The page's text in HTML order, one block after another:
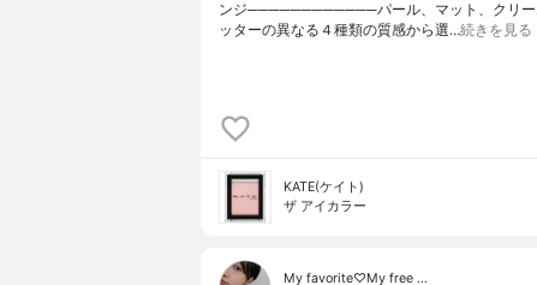
ンジ────────────パール、マット、クリー
ッターの異なる４種類の質感から選…続きを見る
KATE(ケイト)
ザ アイカラー
My favorite♡My free …